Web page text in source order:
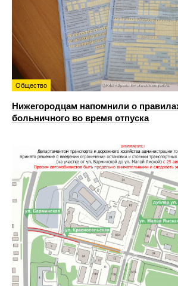
Общество
Нижегородцам напомнили о
больничного во время отпуска